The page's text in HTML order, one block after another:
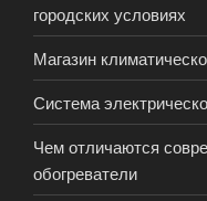
городских условиях
Магазин
Система
Чем отличаются
обогреватели